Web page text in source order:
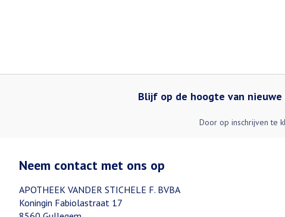
Blijf op de hoogte van
Door op inschrijven te
Neem contact met ons op
APOTHEEK VANDER STICHELE F. BVBA
Koningin Fabiolastraat 17